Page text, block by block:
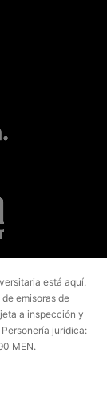
está aquí.
emisoras de
a inspección y
jurídica:
MEN.